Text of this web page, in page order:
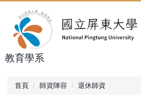
容
教育學系
首頁 師資陣容 退休師資